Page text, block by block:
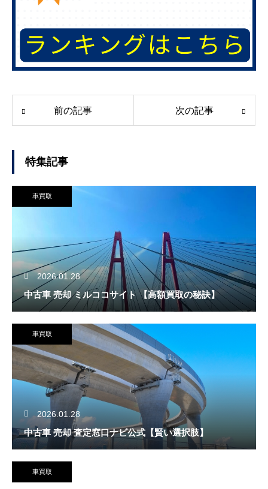
前の記事 次の記事
特集記事
車買取
2026.01.28
中古車 売却 ミルココサイト 【高額買取の秘訣】
車買取
2026.01.28
中古車 売却 査定窓口ナビ公式【賢い選択肢】
車買取